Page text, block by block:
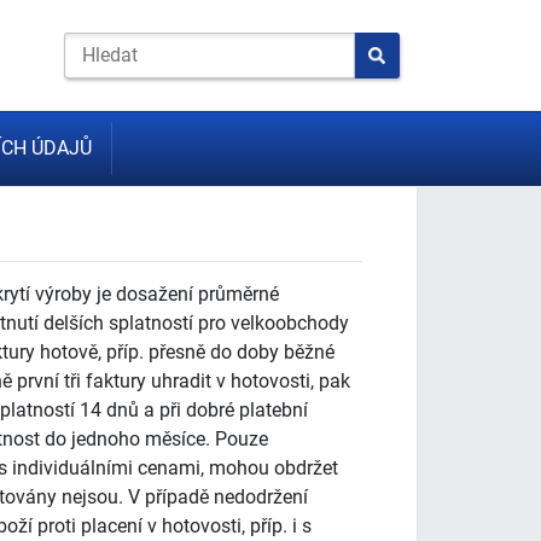
ÚDAJŮ
výroby je dosažení průměrné
delších splatností pro velkoobchody
hotově, příp. přesně do doby běžné
první tři faktury uhradit v hotovosti, pak
14 dnů a při dobré platební
do jednoho měsíce. Pouze
individuálními cenami, mohou obdržet
nejsou. V případě nedodržení
proti placení v hotovosti, příp. i s